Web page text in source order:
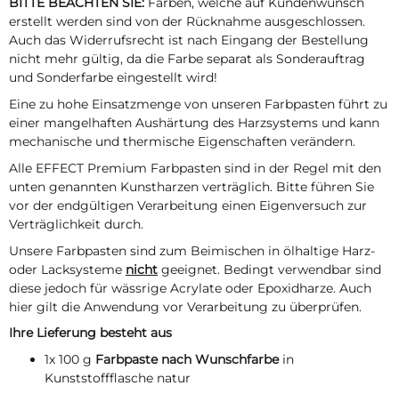
erstellt werden sind von der Rücknahme ausgeschlossen.
Auch das Widerrufsrecht ist nach Eingang der Bestellung
nicht mehr gültig, da die Farbe separat als Sonderauftrag
und Sonderfarbe eingestellt wird!
Eine zu hohe Einsatzmenge von unseren Farbpasten führt zu
einer mangelhaften Aushärtung des Harzsystems und kann
mechanische und thermische Eigenschaften verändern.
Alle EFFECT Premium Farbpasten sind in der Regel mit den
unten genannten Kunstharzen verträglich. Bitte führen Sie
vor der endgültigen Verarbeitung einen Eigenversuch zur
Verträglichkeit durch.
Unsere Farbpasten sind zum Beimischen in ölhaltige Harz-
oder Lacksysteme nicht geeignet. Bedingt verwendbar sind
diese jedoch für wässrige Acrylate oder Epoxidharze. Auch
hier gilt die Anwendung vor Verarbeitung zu überprüfen.
Ihre Lieferung besteht aus
1x 100 g Farbpaste nach Wunschfarbein
Kunststoffflasche natur